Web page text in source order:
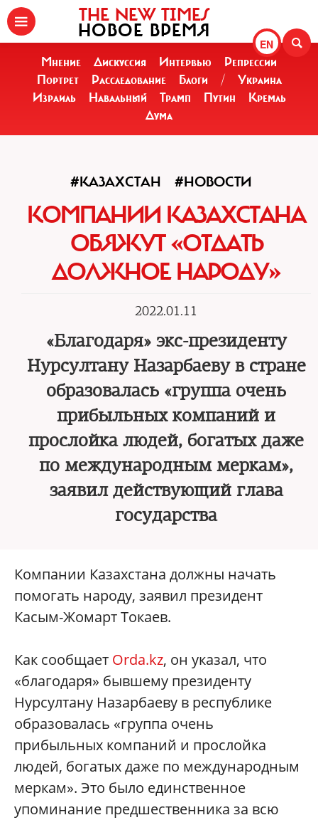
EN
THE NEW TIMES
НОВОЕ ВРЕМЯ
Мнение Дискуссия Интервью
Репрессии
Портрет
Расследование Блоги /
Украина
Израиль
Навальный Трамп Путин
Кремль
Дума
#КАЗАХСТАН #НОВОСТИ
КОМПАНИИ КАЗАХСТАНА
ОБЯЖУТ «ОТДАТЬ
ДОЛЖНОЕ НАРОДУ»
2022.01.11
«Благодаря» экс-президенту
Нурсултану Назарбаеву в стране
образовалась «группа очень
прибыльных компаний и
прослойка людей, богатых даже
по международным меркам»,
заявил действующий глава
государства
Компании Казахстана должны начать
помогать народу, заявил президент
Касым-Жомарт Токаев.
Как сообщает Orda.kz, он указал, что
«благодаря» бывшему президенту
Нурсултану Назарбаеву в республике
образовалась «группа очень
прибыльных компаний и прослойка
людей, богатых даже по международным
меркам». Это было единственное
упоминание предшественника за всю